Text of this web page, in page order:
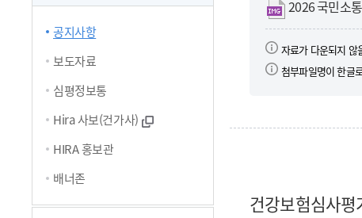
공지사항
보도자료
심평정보통
Hira 사보(건가사)
HIRA 홍보관
배너존
i
m
g
2026 국민소
자료가 다운되지 않
첨부파일명이 한글
건강보험심사